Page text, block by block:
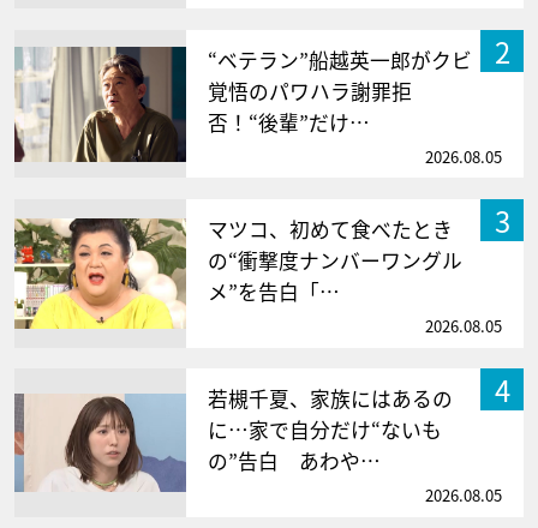
2
“ベテラン”船越英一郎がクビ
覚悟のパワハラ謝罪拒
否！“後輩”だけ…
2026.08.05
3
マツコ、初めて食べたとき
の“衝撃度ナンバーワングル
メ”を告白「…
2026.08.05
4
若槻千夏、家族にはあるの
に…家で自分だけ“ないも
の”告白 あわや…
2026.08.05